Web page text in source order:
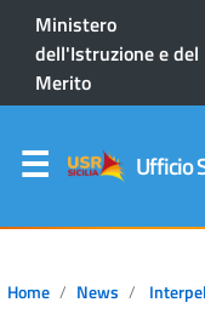
Ministero
dell'Istruzione e del
Merito
Ufficio
Home News